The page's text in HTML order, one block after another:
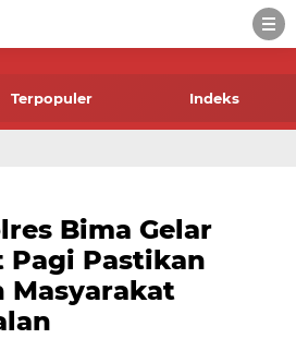
Terpopuler Indeks
Bima Gelar
Pastikan
Masyarakat